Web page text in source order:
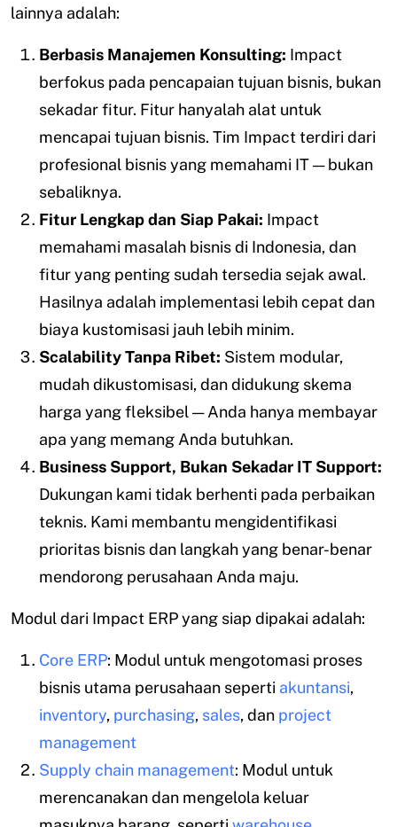
lainnya adalah:
Berbasis Manajemen Konsulting: Impact
berfokus pada pencapaian tujuan bisnis, bukan
sekadar fitur. Fitur hanyalah alat untuk
mencapai tujuan bisnis. Tim Impact terdiri dari
profesional bisnis yang memahami IT — bukan
sebaliknya.
Fitur Lengkap dan Siap Pakai: Impact
memahami masalah bisnis di Indonesia, dan
fitur yang penting sudah tersedia sejak awal.
Hasilnya adalah implementasi lebih cepat dan
biaya kustomisasi jauh lebih minim.
Scalability Tanpa Ribet: Sistem modular,
mudah dikustomisasi, dan didukung skema
harga yang fleksibel — Anda hanya membayar
apa yang memang Anda butuhkan.
Business Support, Bukan Sekadar IT Support:
Dukungan kami tidak berhenti pada perbaikan
teknis. Kami membantu mengidentifikasi
prioritas bisnis dan langkah yang benar-benar
mendorong perusahaan Anda maju.
Modul dari Impact ERP yang siap dipakai adalah:
Core ERP: Modul untuk mengotomasi proses
bisnis utama perusahaan seperti akuntansi,
inventory, purchasing, sales, dan project
management
Supply chain management: Modul untuk
merencanakan dan mengelola keluar